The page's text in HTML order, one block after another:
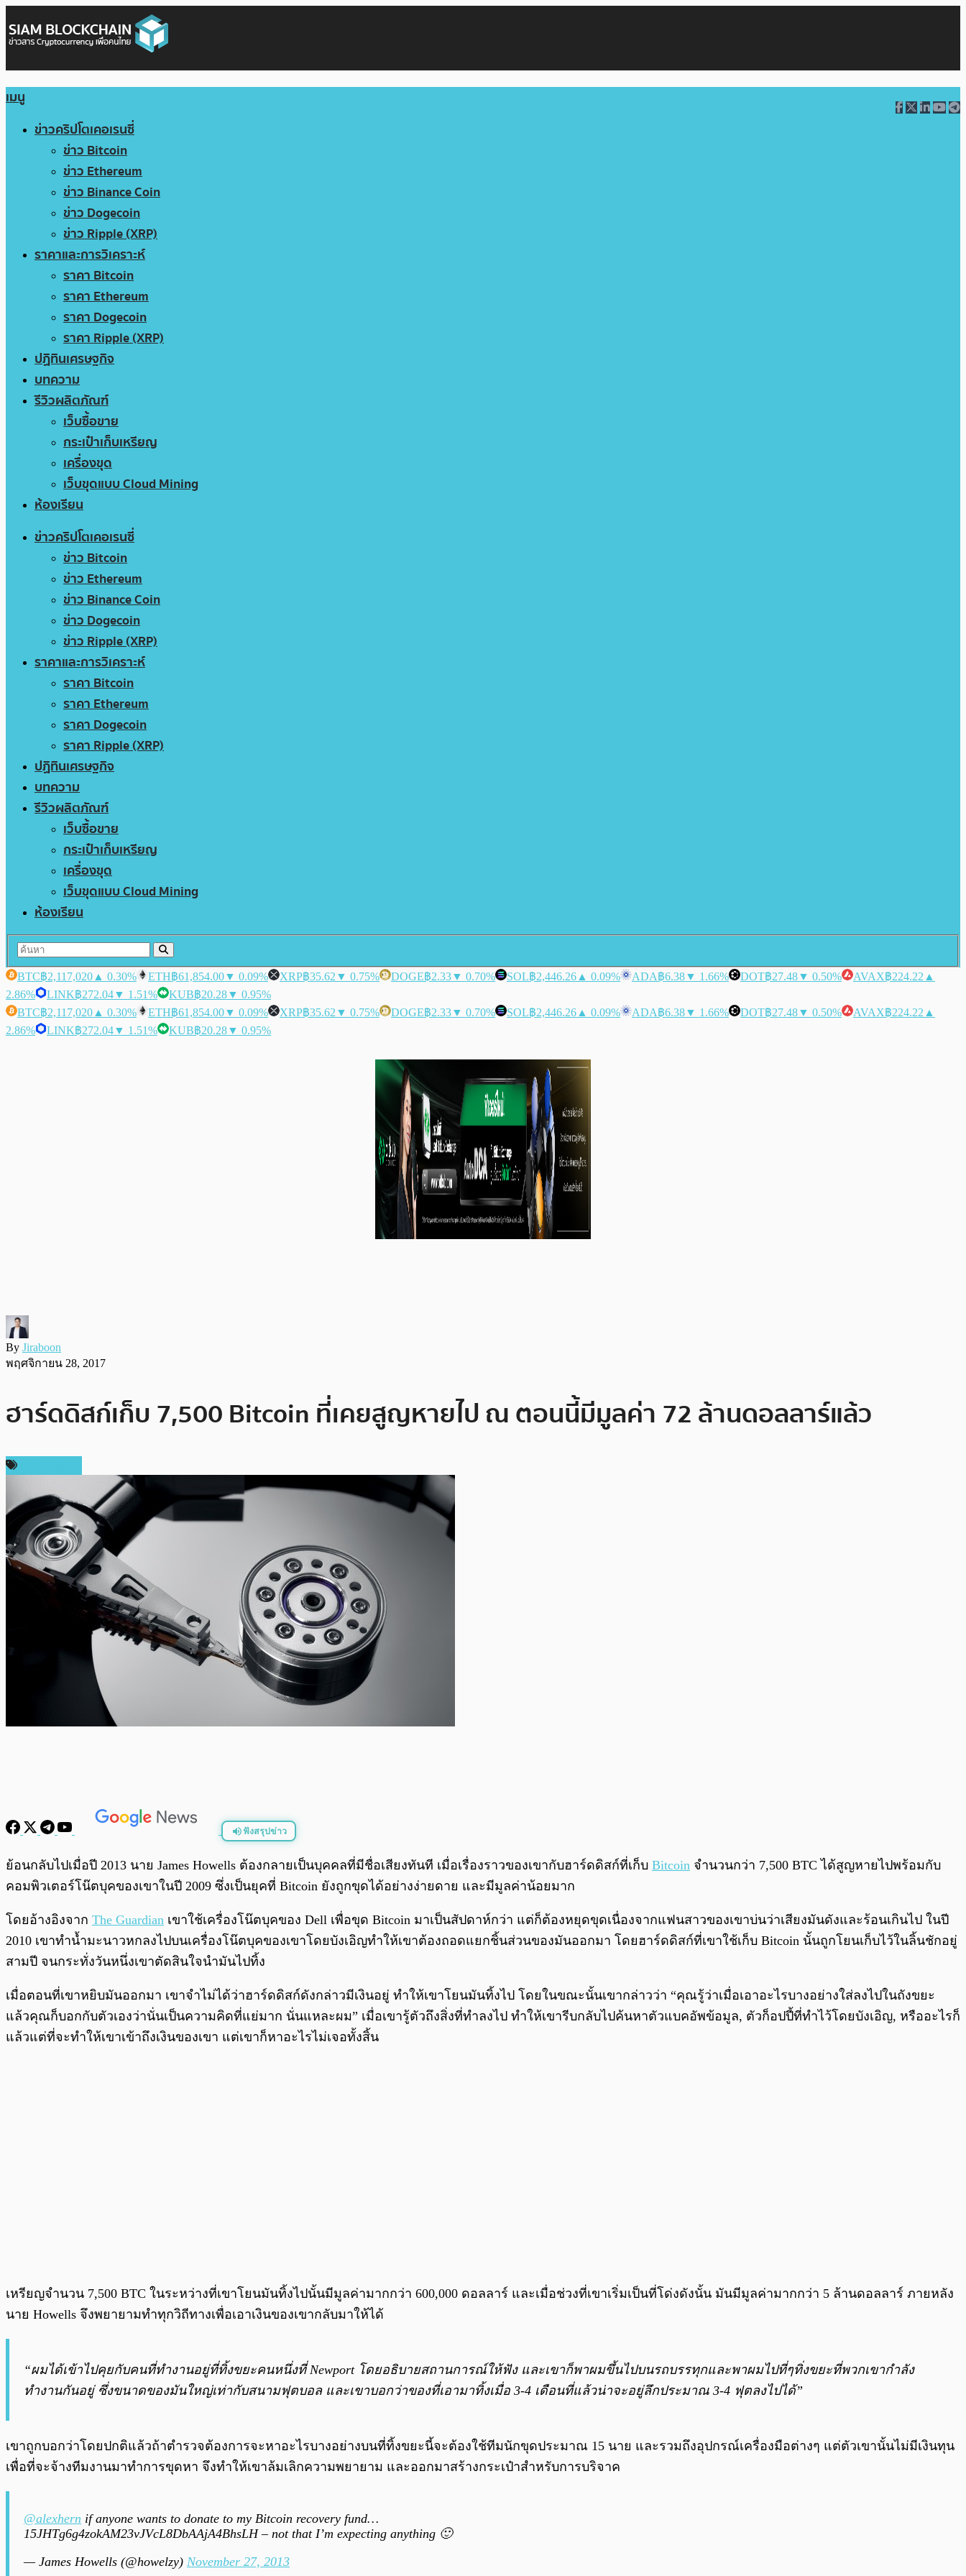
เมนู
ข่าวคริปโตเคอเรนซี่
ข่าว Bitcoin
ข่าว Ethereum
ข่าว Binance Coin
ข่าว Dogecoin
ข่าว Ripple (XRP)
ราคาและการวิเคราะห์
ราคา Bitcoin
ราคา Ethereum
ราคา Dogecoin
ราคา Ripple (XRP)
ปฏิทินเศรษฐกิจ
บทความ
รีวิวผลิตภัณฑ์
เว็บซื้อขาย
กระเป๋าเก็บเหรียญ
เครื่องขุด
เว็บขุดแบบ Cloud Mining
ห้องเรียน
ข่าวคริปโตเคอเรนซี่
ข่าว Bitcoin
ข่าว Ethereum
ข่าว Binance Coin
ข่าว Dogecoin
ข่าว Ripple (XRP)
ราคาและการวิเคราะห์
ราคา Bitcoin
ราคา Ethereum
ราคา Dogecoin
ราคา Ripple (XRP)
ปฏิทินเศรษฐกิจ
บทความ
รีวิวผลิตภัณฑ์
เว็บซื้อขาย
กระเป๋าเก็บเหรียญ
เครื่องขุด
เว็บขุดแบบ Cloud Mining
ห้องเรียน
BTC฿2,117,020 ▲ 0.30% ETH฿61,854.00▼ 0.09% XRP฿35.62 ▼ 0.75% DOGE฿2.33▼ 0.70% SOL฿2,446.26 ▲ 0.09% ADA฿6.38▼ 1.66% DOT฿27.48▼ 0.50% AVAX฿224.22 ▲
2.86%
LINK฿272.04▼ 1.51% KUB฿20.28▼ 0.95%
BTC฿2,117,020 ▲ 0.30% ETH฿61,854.00▼ 0.09% XRP฿35.62 ▼ 0.75% DOGE฿2.33▼ 0.70% SOL฿2,446.26 ▲ 0.09% ADA฿6.38▼ 1.66% DOT฿27.48▼ 0.50% AVAX฿224.22 ▲
2.86%
LINK฿272.04▼ 1.51% KUB฿20.28▼ 0.95%
By Jiraboon
พฤศจิกายน 28, 2017
ฮาร์ดดิสก์เก็บ 7,500 Bitcoin ที่เคยสูญหายไป ณ ตอนนี้มีมูลค่า 72 ล้านดอลลาร์แล้ว
ฟังสรุปข่าว
พร้อมเล่น 0:00/ 0:00
ย้อนกลับไปเมื่อปี 2013 นาย James Howells ต้องกลายเป็นบุคคลที่มีชื่อเสียงทันที เมื่อเรื่องราวของเขากับฮาร์ดดิสก์ที่เก็บ Bitcoin จำนวนกว่า 7,500 BTC ได้สูญหายไปพร้อมกับ
คอมพิวเตอร์โน๊ตบุคของเขาในปี 2009 ซึ่งเป็นยุคที่ Bitcoin ยังถูกขุดได้อย่างง่ายดาย และมีมูลค่าน้อยมาก
โดยอ้างอิงจาก The Guardian เขาใช้เครื่องโน๊ตบุคของ Dell เพื่อขุด Bitcoin มาเป็นสัปดาห์กว่า แต่ก็ต้องหยุดขุดเนื่องจากแฟนสาวของเขาบ่นว่าเสียงมันดังและร้อนเกินไป ในปี
2010 เขาทำน้ำมะนาวหกลงไปบนเครื่องโน๊ตบุคของเขาโดยบังเอิญทำให้เขาต้องถอดแยกชิ้นส่วนของมันออกมา โดยฮาร์ดดิสก์ที่เขาใช้เก็บ Bitcoin นั้นถูกโยนเก็บไว้ในลิ้นชักอยู่
สามปี จนกระทั่งวันหนึ่งเขาตัดสินใจนำมันไปทิ้ง
เมื่อตอนที่เขาหยิบมันออกมา เขาจำไม่ได้ว่าฮาร์ดดิสก์ดังกล่าวมีเงินอยู่ ทำให้เขาโยนมันทิ้งไป โดยในขณะนั้นเขากล่าวว่า “คุณรู้ว่าเมื่อเอาอะไรบางอย่างใส่ลงไปในถังขยะ
แล้วคุณก็บอกกับตัวเองว่านั่นเป็นความคิดที่แย่มาก นั่นแหละผม” เมื่อเขารู้ตัวถึงสิ่งที่ทำลงไป ทำให้เขารีบกลับไปค้นหาตัวแบคอัพข้อมูล, ตัวก็อปปี้ที่ทำไว้โดยบังเอิญ, หรืออะไรก็
แล้วแต่ที่จะทำให้เขาเข้าถึงเงินของเขา แต่เขาก็หาอะไรไม่เจอทั้งสิ้น
เหรียญจำนวน 7,500 BTC ในระหว่างที่เขาโยนมันทิ้งไปนั้นมีมูลค่ามากกว่า 600,000 ดอลลาร์ และเมื่อช่วงที่เขาเริ่มเป็นที่โด่งดังนั้น มันมีมูลค่ามากกว่า 5 ล้านดอลลาร์ ภายหลัง
นาย Howells จึงพยายามทำทุกวิถีทางเพื่อเอาเงินของเขากลับมาให้ได้
“ผมได้เข้าไปคุยกับคนที่ทำงานอยู่ที่ทิ้งขยะคนหนึ่งที่ Newport โดยอธิบายสถานการณ์ให้ฟัง และเขาก็พาผมขึ้นไปบนรถบรรทุกและพาผมไปที่ๆทิ่งขยะที่พวกเขากำลัง
ทำงานกันอยู่ ซึ่งขนาดของมันใหญ่เท่ากับสนามฟุตบอล และเขาบอกว่าของที่เอามาทิ้งเมื่อ 3-4 เดือนที่แล้วน่าจะอยู่ลึกประมาณ 3-4 ฟุตลงไปได้”
เขาถูกบอกว่าโดยปกติแล้วถ้าตำรวจต้องการจะหาอะไรบางอย่างบนที่ทิ้งขยะนี้จะต้องใช้ทีมนักขุดประมาณ 15 นาย และรวมถึงอุปกรณ์เครื่องมือต่างๆ แต่ตัวเขานั้นไม่มีเงินทุน
เพื่อที่จะจ้างทีมงานมาทำการขุดหา จึงทำให้เขาล้มเลิกความพยายาม และออกมาสร้างกระเป๋าสำหรับการบริจาค
@alexhern if anyone wants to donate to my Bitcoin recovery fund…
15JHTg6g4zokAM23vJVcL8DbAAjA4BhsLH – not that I’m expecting anything 🙂
— James Howells (@howelzy) November 27, 2013